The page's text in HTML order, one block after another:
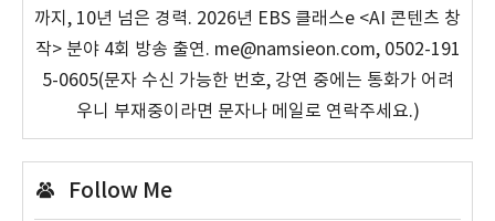
까지, 10년 넘은 경력. 2026년 EBS 클래스e <AI 콘텐츠 창
작> 분야 4회 방송 출연. me@namsieon.com, 0502-191
5-0605(문자 수신 가능한 번호, 강연 중에는 통화가 어려
우니 부재중이라면 문자나 메일로 연락주세요.)
Follow Me